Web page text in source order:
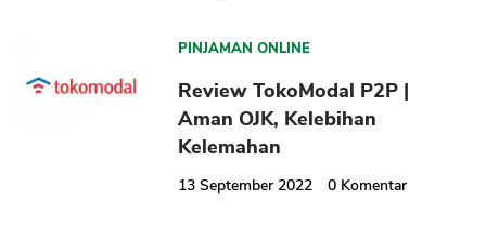
PINJAMAN ONLINE
Review TokoModal P2P |
Aman OJK, Kelebihan
Kelemahan
13 September 2022 0 Komentar